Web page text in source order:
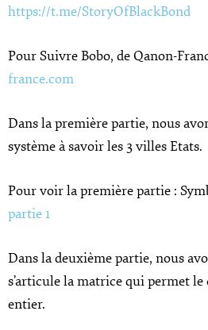
https://t.me/StoryOfBlackBond
Pour Suivre Bobo, de Qanon-
france.com
Dans la première partie, nous
système à savoir les 3 villes Etats.
Pour voir la première partie :
partie 1
Dans la deuxième partie, nous
s’articule la matrice qui permet
entier.